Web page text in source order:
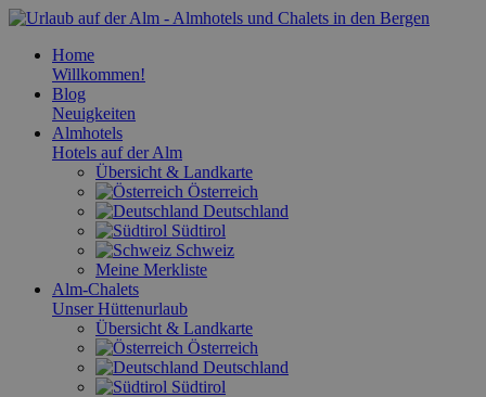
Home
Willkommen!
Blog
Neuigkeiten
Almhotels
Hotels auf der Alm
Übersicht & Landkarte
Österreich
Deutschland
Südtirol
Schweiz
Meine Merkliste
Alm-Chalets
Unser Hüttenurlaub
Übersicht & Landkarte
Österreich
Deutschland
Südtirol